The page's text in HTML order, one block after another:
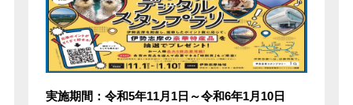
実施期間：令和5年11月1日～令和6年1月10日